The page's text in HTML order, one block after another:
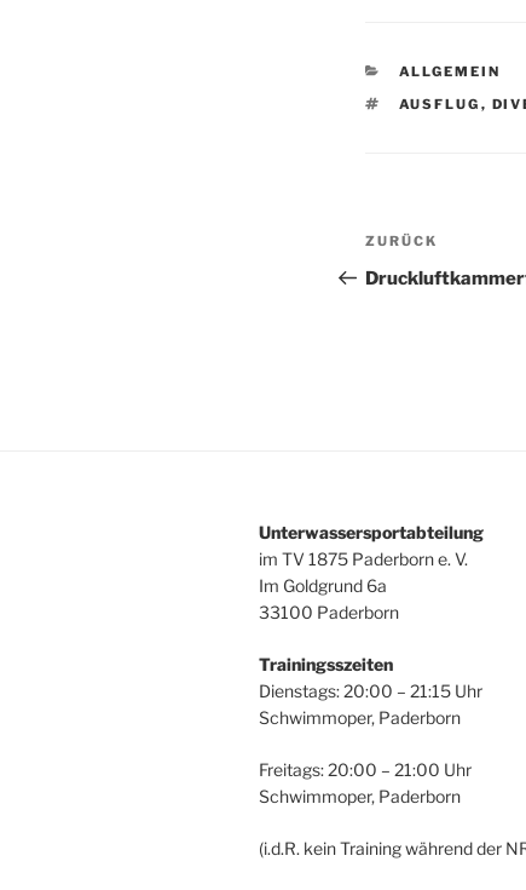
KATEGORIEN
ALLGEMEIN
AUSFLUG ,
Vorheriger
Beitrag
ZURÜCK
Unterwassersportabteilung
im TV 1875 Paderborn e. V.
Im Goldgrund 6a
33100 Paderborn
Trainingsszeiten
Dienstags: 20:00 – 21:15 Uhr
Schwimmoper, Paderborn
Freitags: 20:00 – 21:00 Uhr
Schwimmoper, Paderborn
(i.d.R. kein Training während der